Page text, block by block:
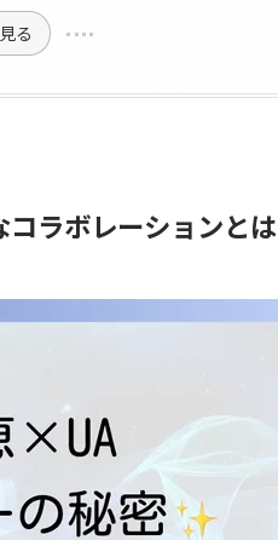
る
ラボレーションと